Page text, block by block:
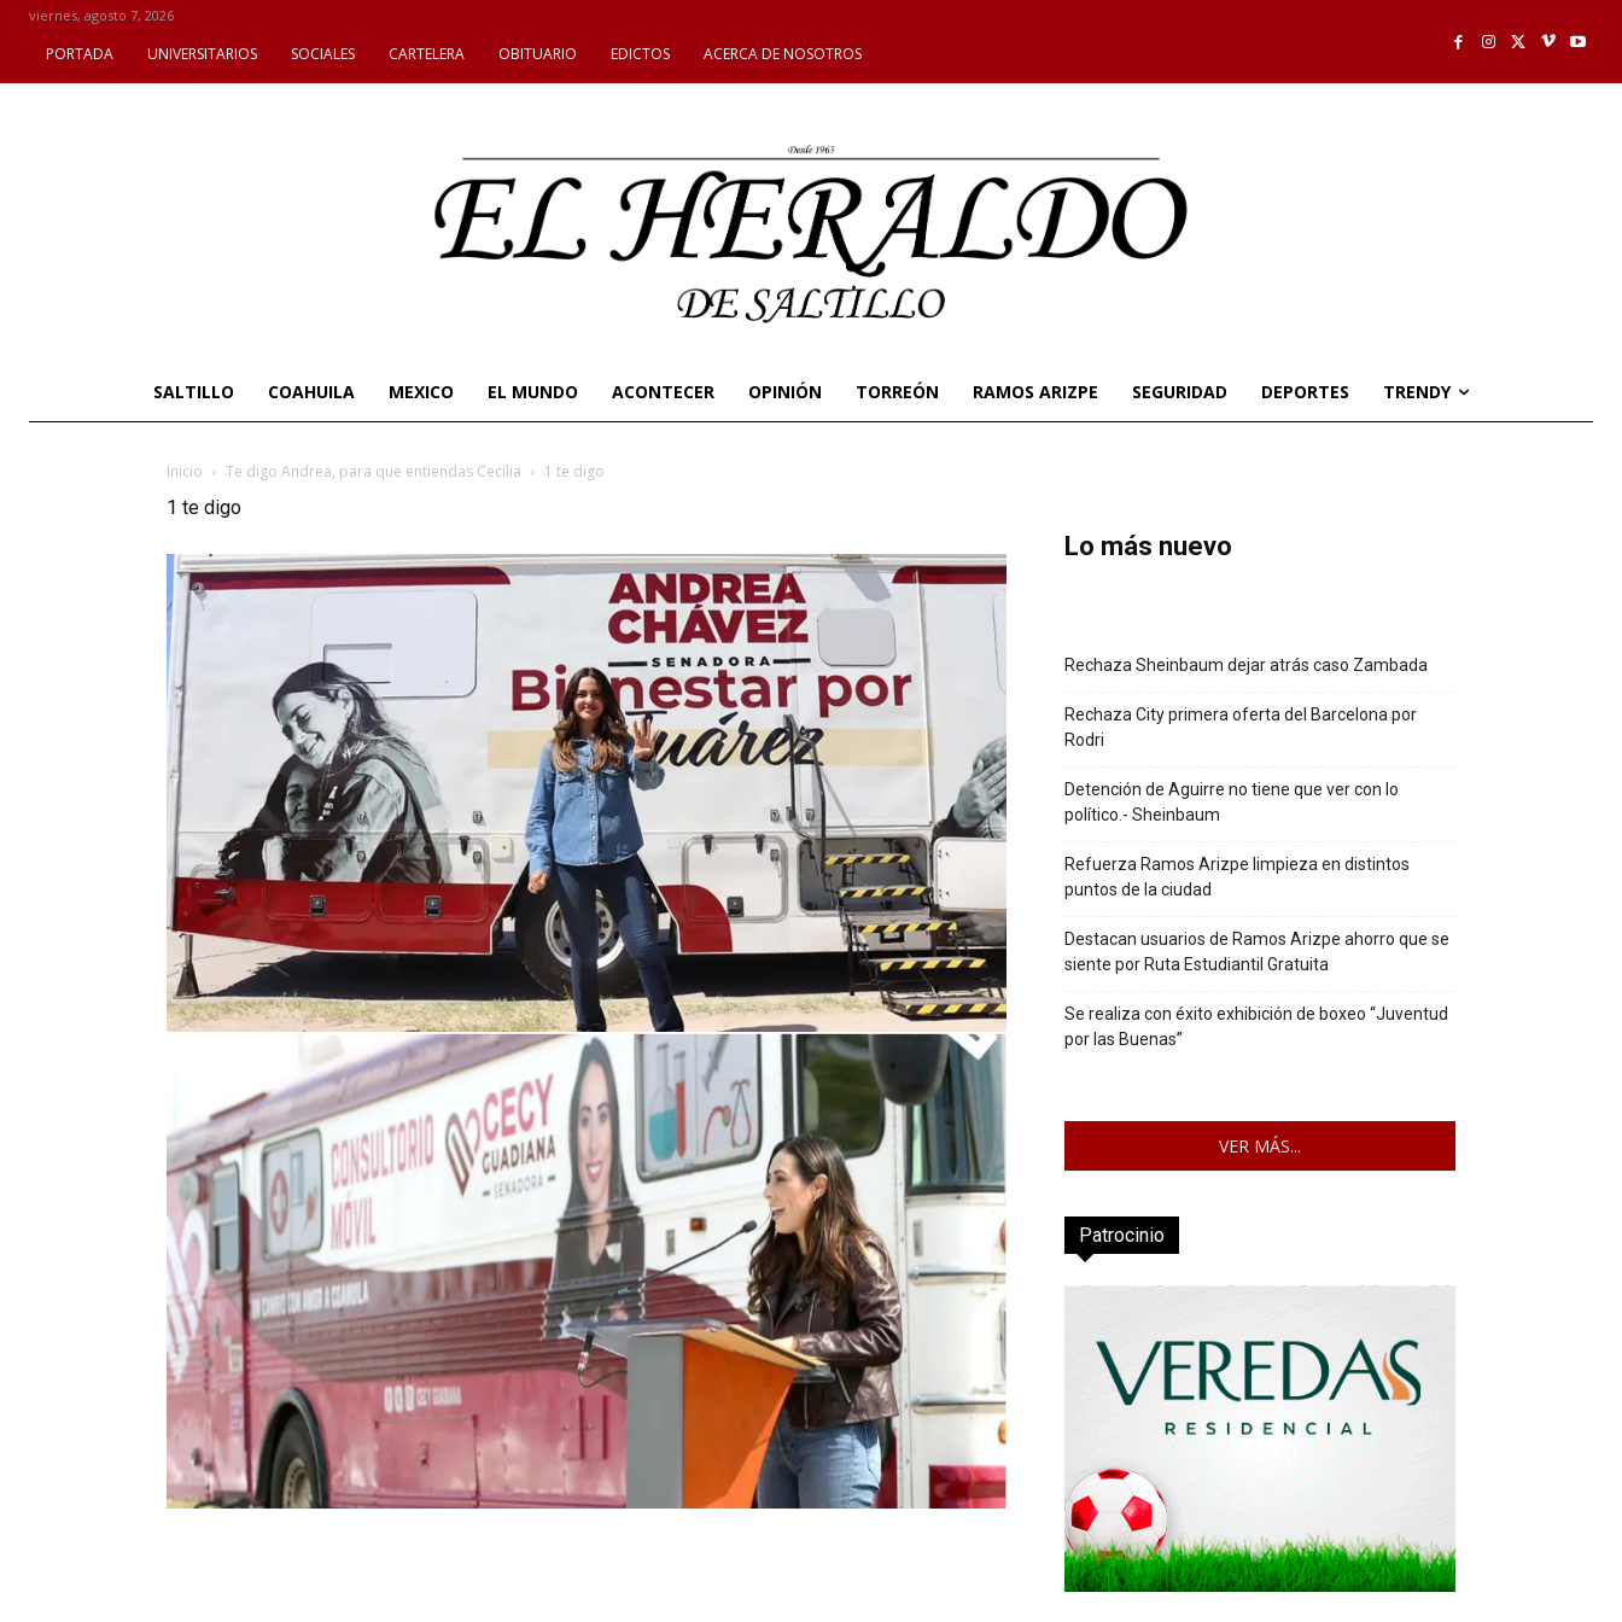
viernes, agosto 7, 2026
PORTADA UNIVERSITARIOS SOCIALES CARTELERA OBITUARIO EDICTOS ACERCA DE NOSOTROS
SALTILLO COAHUILA MEXICO EL MUNDO ACONTECER OPINIÓN TORREÓN RAMOS ARIZPE SEGURIDAD DEPORTES TRENDY
Inicio Te digo Andrea, para que entiendas Cecilia 1 te digo
1 te digo
Lo más nuevo
Rechaza Sheinbaum dejar atrás caso Zambada
Rechaza City primera oferta del Barcelona por
Rodri
Detención de Aguirre no tiene que ver con lo
político.- Sheinbaum
Refuerza Ramos Arizpe limpieza en distintos
puntos de la ciudad
Destacan usuarios de Ramos Arizpe ahorro que se
siente por Ruta Estudiantil Gratuita
Se realiza con éxito exhibición de boxeo “Juventud
por las Buenas”
VER MÁS...
Patrocinio